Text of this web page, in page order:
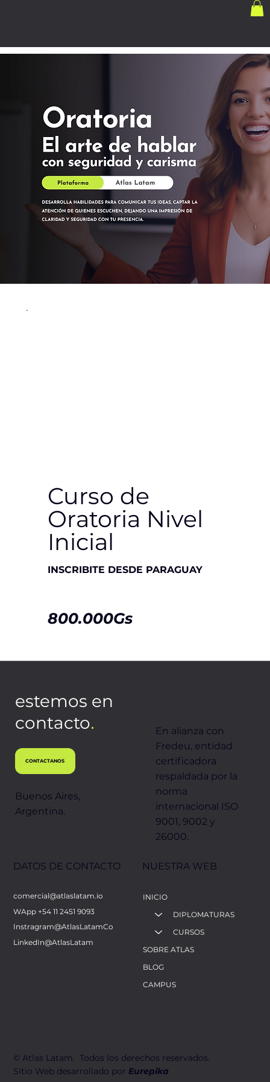
Curso de
Oratoria Nivel
Inicial
INSCRIBITE DESDE PARAGUAY​
800.000Gs
Nro. De Cuenta Gs: 1554154
Beneficiario: LIZ MABEL BAEZ
ALMANDO
estemos en
contacto.
Buenos Aires,
Argentina.
CONTACTANOS
DATOS DE CONTACTO
comercial@atlaslatam.io
WApp +54 11 2451 9093
Instragram@AtlasLatamCo
LinkedIn@AtlasLatam
NUESTRA WEB
INICIO
DIPLOMATURAS
CURSOS
SOBRE ATLAS
BLOG
CAMPUS
En alianza con
Fredeu, entidad
certificadora
respaldada por la
norma
internacional ISO
9001, 9002 y
26000.
​© Atlas Latam. Todos los derechos reservados.
Sitio Web desarrollado por Eurepika